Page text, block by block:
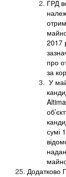
ГРД
2017
про
за
У
сумі
Додатково